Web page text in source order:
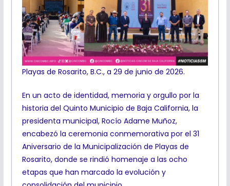
Playas de Rosarito, B.C., a 29 de junio de 2026.
En un acto de identidad, memoria y orgullo por la
historia del Quinto Municipio de Baja California, la
presidenta municipal, Rocío Adame Muñoz,
encabezó la ceremonia conmemorativa por el 31
Aniversario de la Municipalización de Playas de
Rosarito, donde se rindió homenaje a las ocho
etapas que han marcado la evolución y